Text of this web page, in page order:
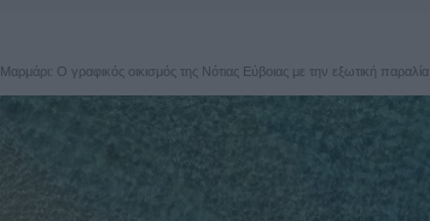
Μαρμάρι: Ο γραφικός οικισμός της Νότιας Εύβοιας με την εξωτική παραλία